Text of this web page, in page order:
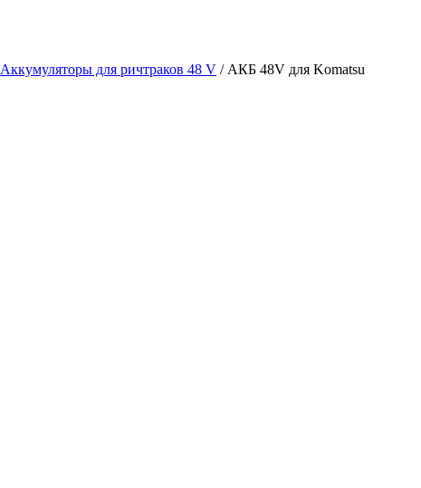
Аккумуляторы для ричтраков 48 V / АКБ 48V для Komatsu